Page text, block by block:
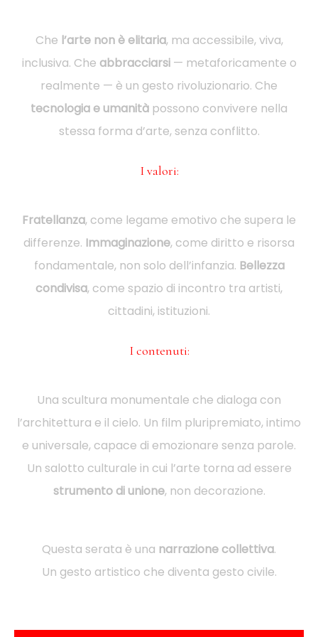
Che l’arte non è elitaria, ma accessibile, viva,
inclusiva. Che abbracciarsi— metaforicamente o
realmente — è un gesto rivoluzionario. Che
tecnologia e umanità possono convivere nella
stessa forma d’arte, senza conflitto.
I valori:
Fratellanza, come legame emotivo che supera le
differenze. Immaginazione, come diritto e risorsa
fondamentale, non solo dell’infanzia. Bellezza
condivisa, come spazio di incontro tra artisti,
cittadini, istituzioni.
I contenuti:
Una scultura monumentale che dialoga con
l’architettura e il cielo. Un film pluripremiato, intimo
e universale, capace di emozionare senza parole.
Un salotto culturale in cui l’arte torna ad essere
strumento di unione, non decorazione.
Questa serata è una narrazione collettiva.
Un gesto artistico che diventa gesto civile.